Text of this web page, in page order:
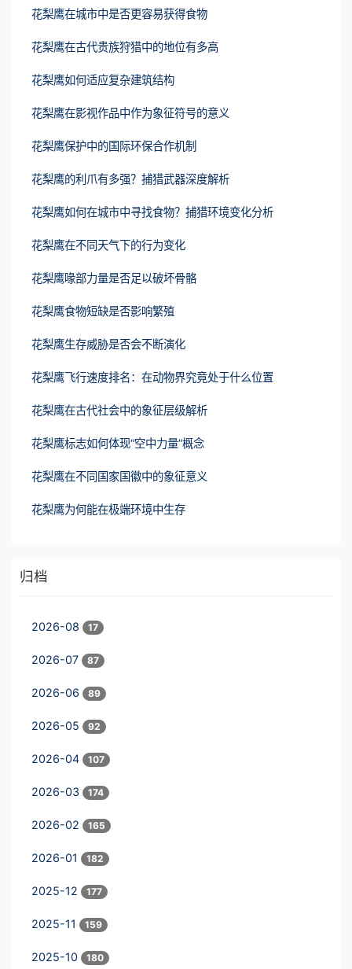
花梨鹰在城市中是否更容易获得食物
花梨鹰在古代贵族狩猎中的地位有多高
花梨鹰如何适应复杂建筑结构
花梨鹰在影视作品中作为象征符号的意义
花梨鹰保护中的国际环保合作机制
花梨鹰的利爪有多强？捕猎武器深度解析
花梨鹰如何在城市中寻找食物？捕猎环境变化分析
花梨鹰在不同天气下的行为变化
花梨鹰喙部力量是否足以破坏骨骼
花梨鹰食物短缺是否影响繁殖
花梨鹰生存威胁是否会不断演化
花梨鹰飞行速度排名：在动物界究竟处于什么位置
花梨鹰在古代社会中的象征层级解析
花梨鹰标志如何体现“空中力量”概念
花梨鹰在不同国家国徽中的象征意义
花梨鹰为何能在极端环境中生存
归档
2026-08 17
2026-07 87
2026-06 89
2026-05 92
2026-04 107
2026-03 174
2026-02 165
2026-01 182
2025-12 177
2025-11 159
2025-10 180